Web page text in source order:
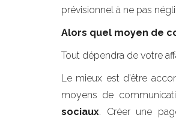
prévisionnel à ne pas
Alors quel moyen de
Tout dépendra de votre
Le mieux est d’être
moyens de
sociaux. Créer une